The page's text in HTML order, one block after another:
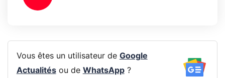
Vous êtes un utilisateur de Google
Actualitésou de WhatsApp?